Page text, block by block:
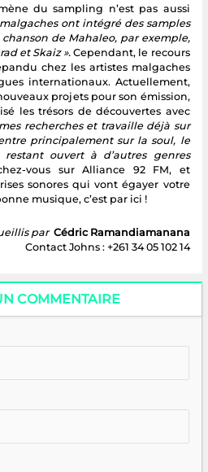
du sampling n’est pas aussi
ont intégré des samples
de Mahaleo, par exemple,
et Skaiz ».Cependant, le recours
chez les artistes malgaches
internationaux. Actuellement,
projets pour son émission,
les trésors de découvertes avec
recherches et travaille déjà sur
principalement sur la soul, le
ouvert à d’autres genres
vous sur Alliance 92 FM, et
sonores qui vont égayer votre
musique, c’est par ici !
par Cédric Ramandiamanana
Contact Johns : +261 34 05 102 14
COMMENTAIRE